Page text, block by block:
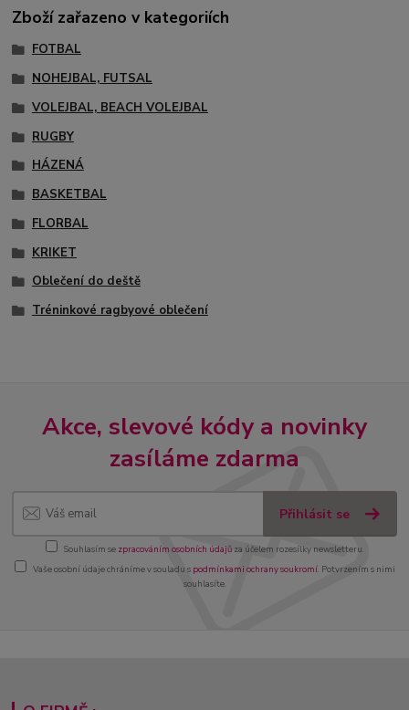
Zboží zařazeno v kategoriích
FOTBAL
NOHEJBAL, FUTSAL
VOLEJBAL, BEACH VOLEJBAL
RUGBY
HÁZENÁ
BASKETBAL
FLORBAL
KRIKET
Oblečení do deště
Tréninkové ragbyové oblečení
Akce, slevové kódy a novinky
zasíláme zdarma
Přihlásit se
Souhlasím se zpracováním osobních údajůza účelem rozesílky newsletteru.
Vaše osobní údaje chráníme v souladu s podmínkami ochrany soukromí. Potvrzením s nimi
souhlasíte.